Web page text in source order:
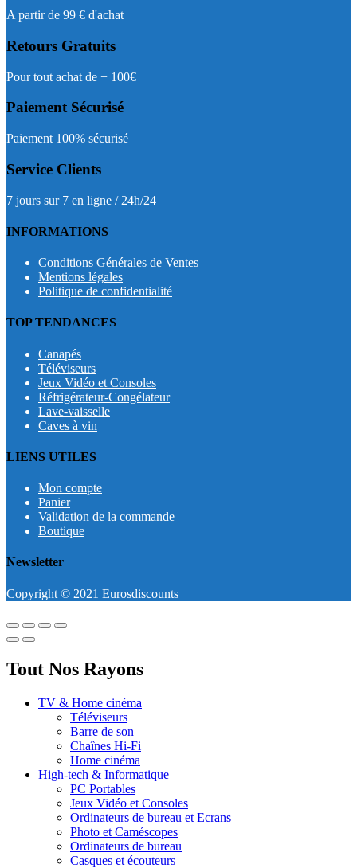
A partir de 99 € d'achat
Retours Gratuits
Pour tout achat de + 100€
Paiement Sécurisé
Paiement 100% sécurisé
Service Clients
7 jours sur 7 en ligne / 24h/24
INFORMATIONS
Conditions Générales de Ventes
Mentions légales
Politique de confidentialité
TOP TENDANCES
Canapés
Téléviseurs
Jeux Vidéo et Consoles
Réfrigérateur-Congélateur
Lave-vaisselle
Caves à vin
LIENS UTILES
Mon compte
Panier
Validation de la commande
Boutique
Newsletter
Copyright © 2021 Eurosdiscounts
Tout Nos Rayons
TV & Home cinéma
Téléviseurs
Barre de son
Chaînes Hi-Fi
Home cinéma
High-tech & Informatique
PC Portables
Jeux Vidéo et Consoles
Ordinateurs de bureau et Ecrans
Photo et Caméscopes
Ordinateurs de bureau
Casques et écouteurs